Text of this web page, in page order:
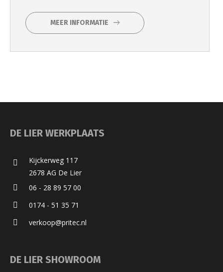
MEER INFORMATIE
DE LIER WERKPLAATS
Kijckerweg 117
2678 AG De Lier
06 - 28 89 57 00
0174 - 51 35 71
verkoop@pritec.nl
DE LIER SHOWROOM